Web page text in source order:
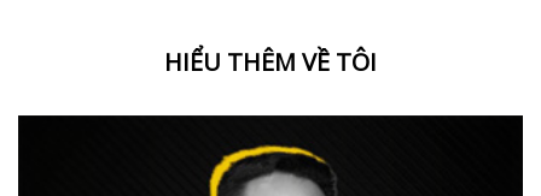
HIỂU THÊM VỀ TÔI